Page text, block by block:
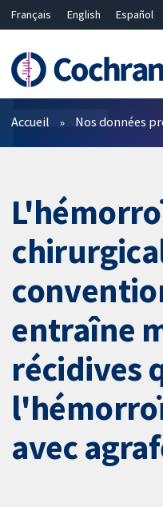
Français English Español
Bahasa Malaysia
ไทย
繁體
简体中文
Filtres
Accueil Nos données
entraîne
récidives
avec